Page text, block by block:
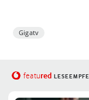
Gigatv
featured